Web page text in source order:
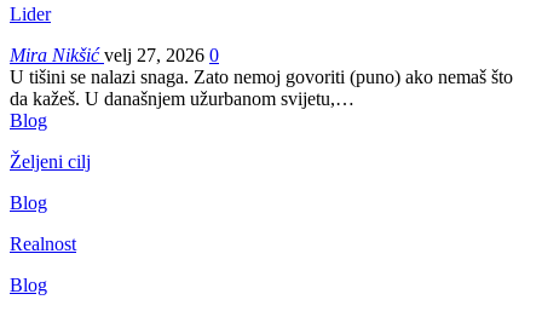
Lider
Mira Nikšićvelj 27, 2026 0
U tišini se nalazi snaga. Zato nemoj govoriti (puno) ako nemaš što
da kažeš. U današnjem užurbanom svijetu,…
Blog
Željeni cilj
Blog
Realnost
Blog